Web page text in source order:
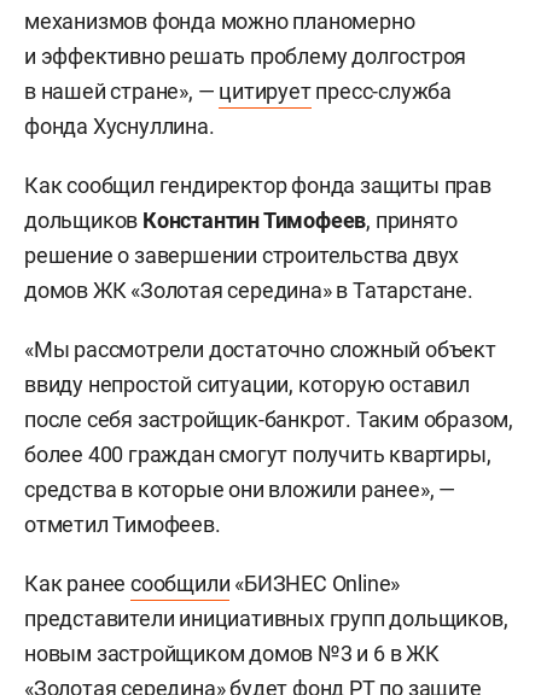
механизмов фонда можно планомерно
и эффективно решать проблему долгостроя
в нашей стране», — цитируетпресс-служба
фонда Хуснуллина.
Как сообщил гендиректор фонда защиты прав
дольщиков Константин Тимофеев, принято
решение о завершении строительства двух
домов ЖК «Золотая середина» в Татарстане.
«Мы рассмотрели достаточно сложный объект
ввиду непростой ситуации, которую оставил
после себя застройщик-банкрот. Таким образом,
более 400 граждан смогут получить квартиры,
средства в которые они вложили ранее», —
отметил Тимофеев.
Как ранеесообщили «БИЗНЕС Online»
представители инициативных групп дольщиков,
новым застройщиком домов №3 и 6 в ЖК
«Золотая середина» будет фонд РТ по защите